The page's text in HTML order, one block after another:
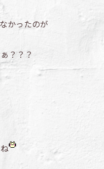
かったのが
？？？